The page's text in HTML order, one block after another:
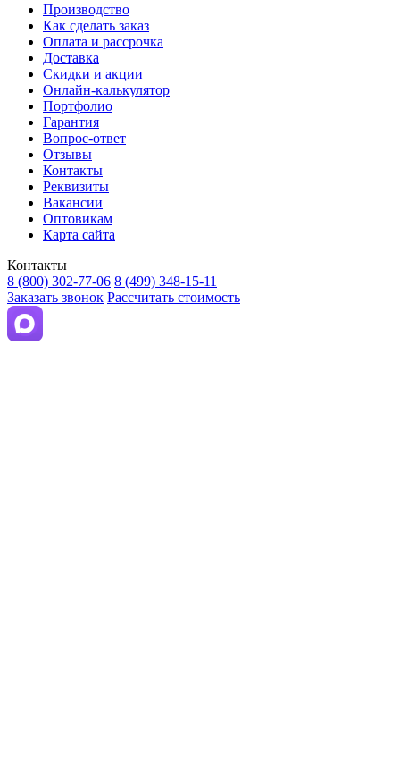
Производство
Как сделать заказ
Оплата и рассрочка
Доставка
Скидки и акции
Онлайн-калькулятор
Портфолио
Гарантия
Вопрос-ответ
Отзывы
Контакты
Реквизиты
Вакансии
Оптовикам
Карта сайта
Контакты
8 (800) 302-77-06 8 (499) 348-15-11
Заказать звонок Рассчитать стоимость